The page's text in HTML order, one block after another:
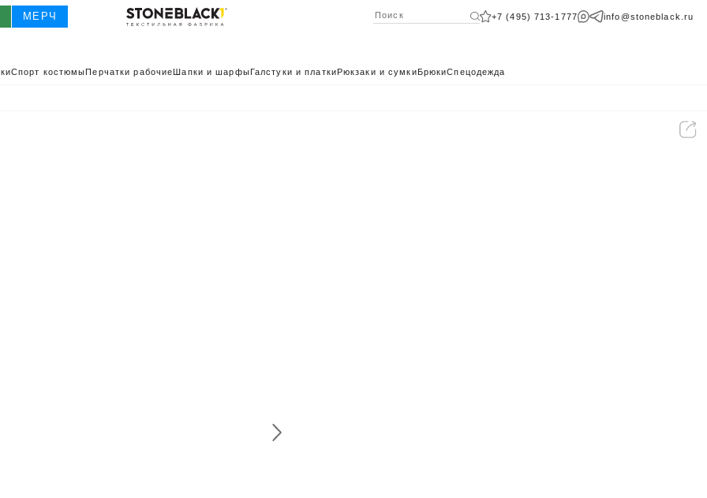
МЕРЧ +7 (495) 713-1777 info@stoneblack.ru
Спорт костюмыПерчатки рабочиеШапки и шарфыГалстуки и платкиРюкзаки и сумкиБрюкиСпецодежда